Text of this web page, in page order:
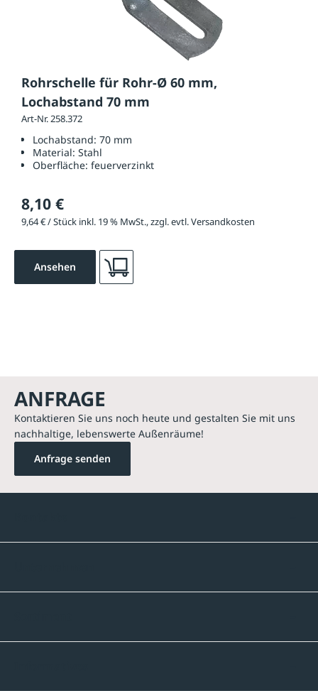
Rohrschelle für Rohr-Ø 60 mm,
Lochabstand 70 mm
Art-Nr. 258.372
Lochabstand: 70 mm
Material: Stahl
Oberfläche: feuerverzinkt
8,10 €
9,64 € / Stück inkl. 19 % MwSt., zzgl. evtl. Versandkosten
Ansehen
ANFRAGE
Kontaktieren Sie uns noch heute und gestalten Sie mit uns
nachhaltige, lebenswerte Außenräume!
Anfrage senden